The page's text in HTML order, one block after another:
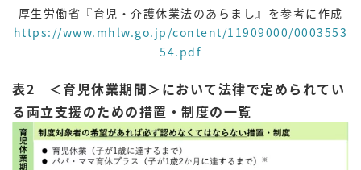
厚生労働省『育児・介護休業法のあらまし』を参考に作成
https://www.mhlw.go.jp/content/11909000/0003553
54.pdf
表2 ＜育児休業期間＞において法律で定められてい
る両立支援のための措置・制度の一覧